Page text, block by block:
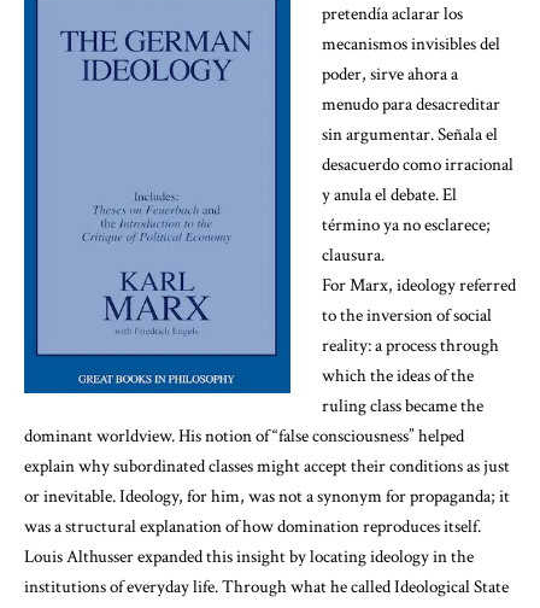
pretendía aclarar los
mecanismos invisibles del
poder, sirve ahora a
menudo para desacreditar
sin argumentar. Señala el
desacuerdo como irracional
y anula el debate. El
término ya no esclarece;
clausura.
For Marx, ideology referred
to the inversion of social
reality: a process through
which the ideas of the
ruling class became the
dominant worldview. His notion of “false consciousness” helped
explain why subordinated classes might accept their conditions as just
or inevitable. Ideology, for him, was not a synonym for propaganda; it
was a structural explanation of how domination reproduces itself.
Louis Althusser expanded this insightby locating ideology in the
institutions of everyday life. Through what he called Ideological State